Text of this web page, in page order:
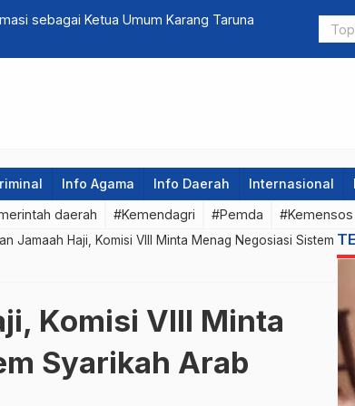
sebagai Ketua Umum Karang Taruna
Info Agama Info Daerah Internasional
daerah #Kemendagri #Pemda #Kemensos
Jamaah Haji, Komisi VIII Minta Menag Negosiasi Sistem
Komisi VIII Minta
Syarikah Arab